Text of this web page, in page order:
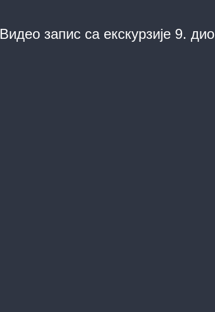
Видео запис са екскурзије 9. дио